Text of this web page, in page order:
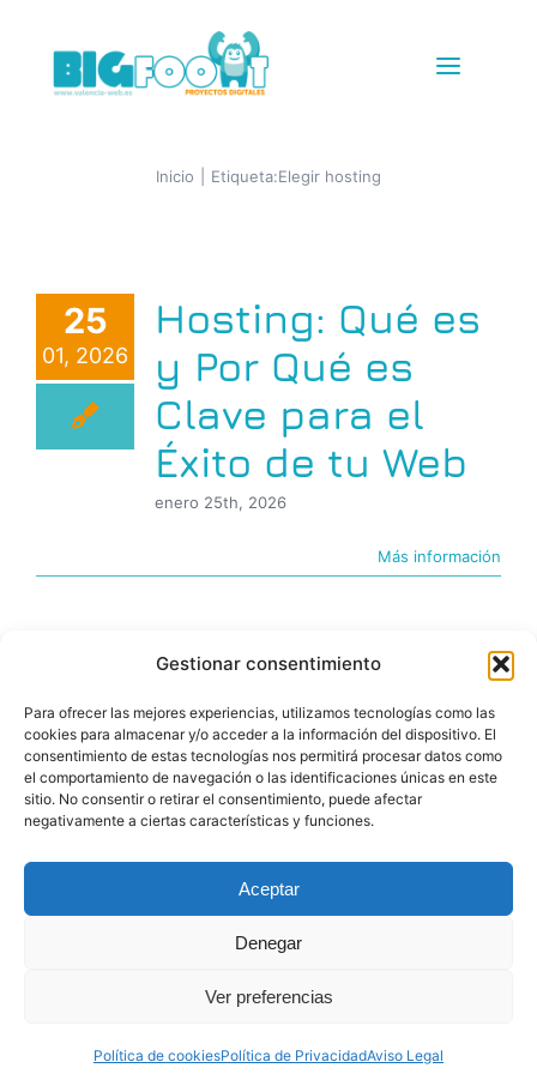
Gestionar consentimiento
Para ofrecer las mejores experiencias, utilizamos tecnologías como las
cookies para almacenar y/o acceder a la información del dispositivo. El
consentimiento de estas tecnologías nos permitirá procesar datos como
el comportamiento de navegación o las identificaciones únicas en este
sitio. No consentir o retirar el consentimiento, puede afectar
negativamente a ciertas características y funciones.
Aceptar
Denegar
Ver preferencias
Política de cookiesPolítica de PrivacidadAviso Legal
contenido
Toggle
IG + TikTok Shop
SEM+SEO
Inicio Etiqueta:Elegir hosting
25
01, 2026
Hosting: Qué es
y Por Qué es
Clave para el
Éxito de tu Web
enero 25th, 2026
Más información
© Copyright 2015 |BIGfoot | PROYECTOS DIGITALES
Navigation